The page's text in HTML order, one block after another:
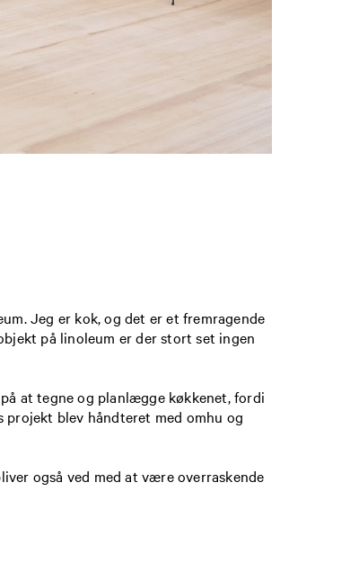
Jeg er kok, og det er et fremragende
på linoleum er der stort set ingen
at tegne og planlægge køkkenet, fordi
projekt blev håndteret med omhu og
også ved med at være overraskende